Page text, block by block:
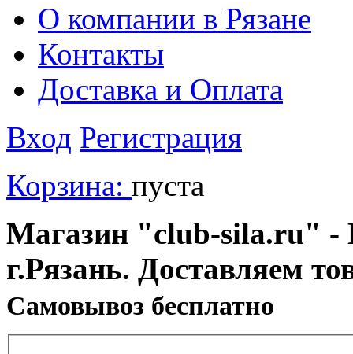
О компании в Рязане
Контакты
Доставка и Оплата
Вход Регистрация
Корзина: пуста
Магазин "club-sila.ru" -
г.Рязань. Доставляем
Cамовывоз бесплатно